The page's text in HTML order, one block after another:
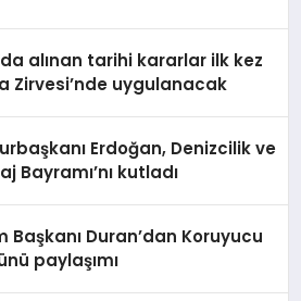
alınan tarihi kararlar ilk kez
Zirvesi’nde uygulanacak
Erdoğan, Denizcilik ve
Bayramı’nı kutladı
Başkanı Duran’dan Koruyucu
paylaşımı